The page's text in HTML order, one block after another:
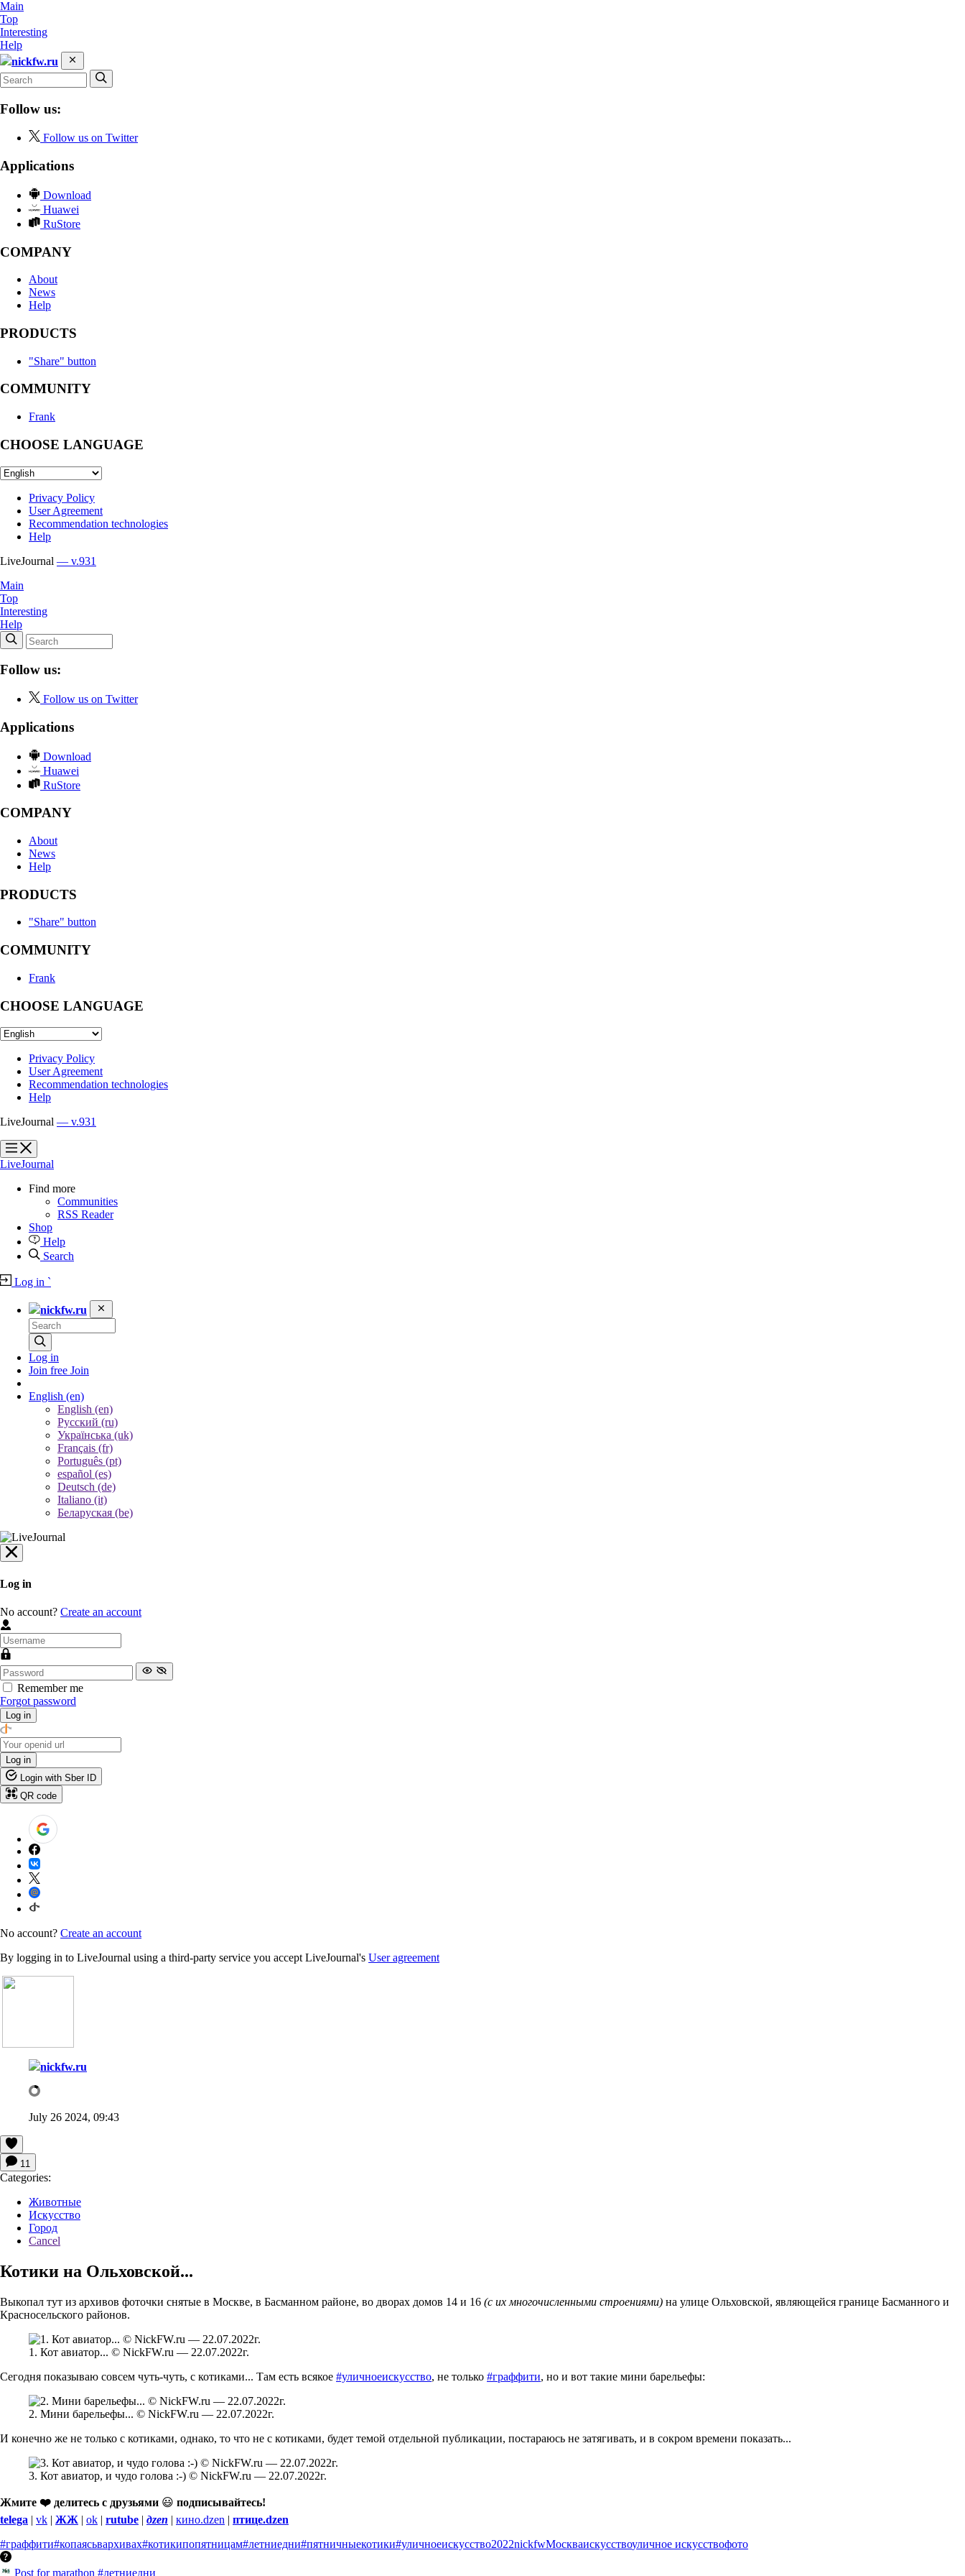
Main
Top
Interesting
Help
nickfw.ru
Follow us:
Follow us on Twitter
Applications
Download
Huawei
RuStore
COMPANY
About
News
Help
PRODUCTS
"Share" button
COMMUNITY
Frank
CHOOSE LANGUAGE
Privacy Policy
User Agreement
Recommendation technologies
Help
LiveJournal — v.931
Main
Top
Interesting
Help
Follow us:
Follow us on Twitter
Applications
Download
Huawei
RuStore
COMPANY
About
News
Help
PRODUCTS
"Share" button
COMMUNITY
Frank
CHOOSE LANGUAGE
Privacy Policy
User Agreement
Recommendation technologies
Help
LiveJournal — v.931
?
?
LiveJournal
Find more
Communities
RSS Reader
Shop
Help
Search
Log in `
nickfw.ru
Log in
Join free Join
English (en)
English (en)
Русский (ru)
Українська (uk)
Français (fr)
Português (pt)
español (es)
Deutsch (de)
Italiano (it)
Беларуская (be)
Log in
No account? Create an account
Remember me
Forgot password
Log in
Log in
Login with Sber ID
QR code
No account? Create an account
By logging in to LiveJournal using a third-party service you accept LiveJournal's User agreement
nickfw.ru
July 26 2024, 09:43
11
Categories:
Животные
Искусство
Город
Cancel
Котики на Ольховской...
Выкопал тут из архивов фоточки снятые в Москве, в Басманном районе, во дворах домов 14 и 16 (с их многочисленными строениями) на улице Ольховской, являющейся границе Басманного и
Красносельского районов.
1. Кот авиатор... © NickFW.ru — 22.07.2022г.
Сегодня показываю совсем чуть-чуть, с котиками... Там есть всякое #уличноеискусство, не только #граффити, но и вот такие мини барельефы:
2. Мини барельефы... © NickFW.ru — 22.07.2022г.
И конечно же не только с котиками, однако, то что не с котиками, будет темой отдельной публикации, постараюсь не затягивать, и в сокром времени показать...
3. Кот авиатор, и чудо голова :-) © NickFW.ru — 22.07.2022г.
Жмите ❤️ делитесь с друзьями 😃 подписывайтесь!
telega | vk | ЖЖ | ok | rutube | дzen | кино.dzen | птице.dzen
#граффити#копаясьвархивах#котикипопятницам#летниедни#пятничныекотики#уличноеискусство2022nickfwМоскваискусствоуличное искусствофото
Post for marathon #летниедни